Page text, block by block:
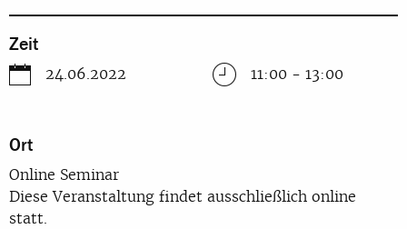
Zeit
24.06.2022 11:00 - 13:00
Ort
Online Seminar
Diese Veranstaltung findet ausschließlich online
statt.